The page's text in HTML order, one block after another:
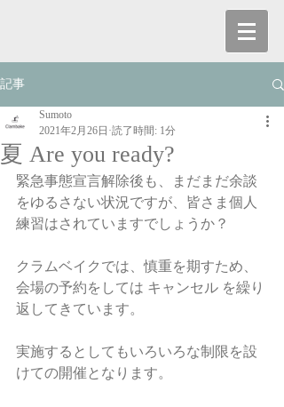
記事
夏 Are you ready?
Sumoto
2021年2月26日 読了時間: 1分
緊急事態宣言解除後も、まだまだ余談
をゆるさない状況ですが、皆さま個人
練習はされていますでしょうか？
クラムベイクでは、慎重を期すため、
会場の予約をしては キャンセル を繰り
返してきています。
実施するとしてもいろいろな制限を設
けての開催となります。